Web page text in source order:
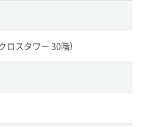
ロスタワー 30階）